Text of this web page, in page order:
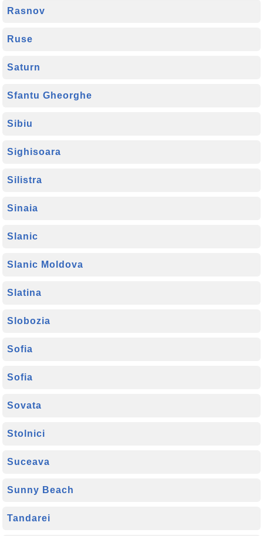
Rasnov
Ruse
Saturn
Sfantu Gheorghe
Sibiu
Sighisoara
Silistra
Sinaia
Slanic
Slanic Moldova
Slatina
Slobozia
Sofia
Sofia
Sovata
Stolnici
Suceava
Sunny Beach
Tandarei